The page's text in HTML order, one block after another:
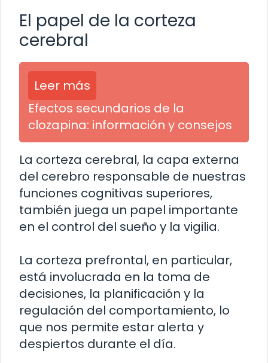
El papel de la corteza
cerebral
Leer más
Efectos secundarios de la
clozapina: información y consejos
La corteza cerebral, la capa externa
del cerebro responsable de nuestras
funciones cognitivas superiores,
también juega un papel importante
en el control del sueño y la vigilia.
La corteza prefrontal, en particular,
está involucrada en la toma de
decisiones, la planificación y la
regulación del comportamiento, lo
que nos permite estar alerta y
despiertos durante el día.